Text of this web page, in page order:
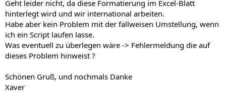
Geht leider nicht, da diese Formatierung im Excel-Blatt
hinterlegt wird und wir international arbeiten.
Habe aber kein Problem mit der fallweisen Umstellung, wenn
ich ein Script laufen lasse.
Was eventuell zu überlegen wäre -> Fehlermeldung die auf
dieses Problem hinweist ?
Schönen Gruß, und nochmals Danke
Xaver